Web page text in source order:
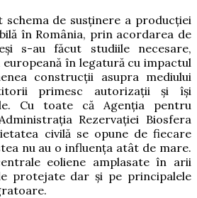
schema de susţinere a producţiei
în România, prin acordarea de
s-au făcut studiile necesare,
în legatură cu impactul
construcții asupra mediului
primesc autorizații și își
Cu toate că Agenţia pentru
Rezervaţiei Biosfera
civilă se opune de fiecare
nu au o influența atât de mare.
eoliene amplasate în arii
protejate dar și pe principalele